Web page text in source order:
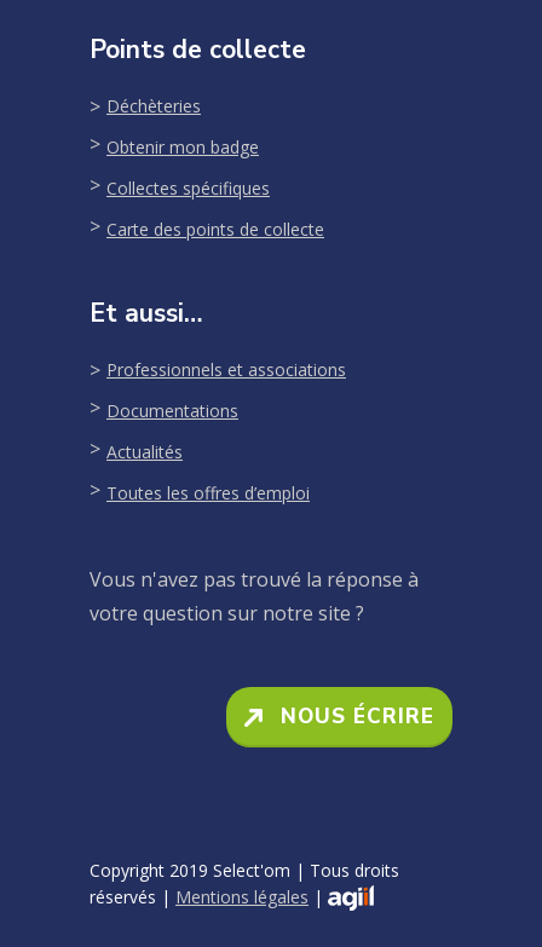
Points de collecte
Déchèteries
Obtenir mon badge
Collectes spécifiques
Carte des points de collecte
Et aussi…
Professionnels et associations
Documentations
Actualités
Toutes les offres d’emploi
Vous n'avez pas trouvé la réponse à
votre question sur notre site ?
NOUS ÉCRIRE
Copyright 2019 Select'om | Tous droits
réservés | Mentions légales |